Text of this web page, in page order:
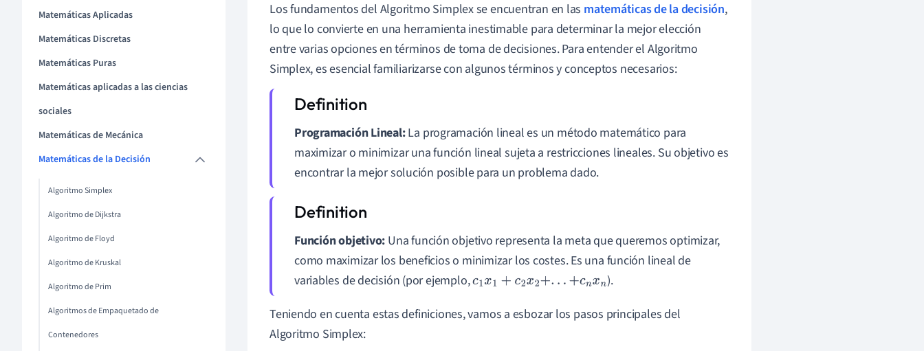
Matemáticas Aplicadas
Matemáticas Discretas
Matemáticas Puras
Matemáticas aplicadas a las ciencias
sociales
Matemáticas de Mecánica
Matemáticas de la Decisión
Algoritmo Simplex
Algoritmo de Dijkstra
Algoritmo de Floyd
Algoritmo de Kruskal
Algoritmo de Prim
Algoritmos de Empaquetado de
Contenedores
Los fundamentos del Algoritmo Simplex se encuentran en las matemáticas de la decisión,
lo que lo convierte en una herramienta inestimable para determinar la mejor elección
entre varias opciones en términos de toma de decisiones. Para entender el Algoritmo
Simplex, es esencial familiarizarse con algunos términos y conceptos necesarios:
Programación Lineal:La programación lineal es un método matemático para
maximizar o minimizar una función lineal sujeta a restricciones lineales. Su objetivo es
encontrar la mejor solución posible para un problema dado.
Función objetivo: Una función objetivo representa la meta que queremos optimizar,
como maximizar los beneficios o minimizar los costes. Es una función lineal de
variables de decisión (por ejemplo,c1x1+ c2 x2+...+cn x n
).
Teniendo en cuenta estas definiciones, vamos a esbozar los pasos principales del
Algoritmo Simplex: